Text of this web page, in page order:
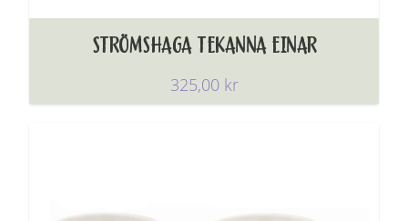
STRÖMSHAGA TEKANNA EINAR
325,00 kr